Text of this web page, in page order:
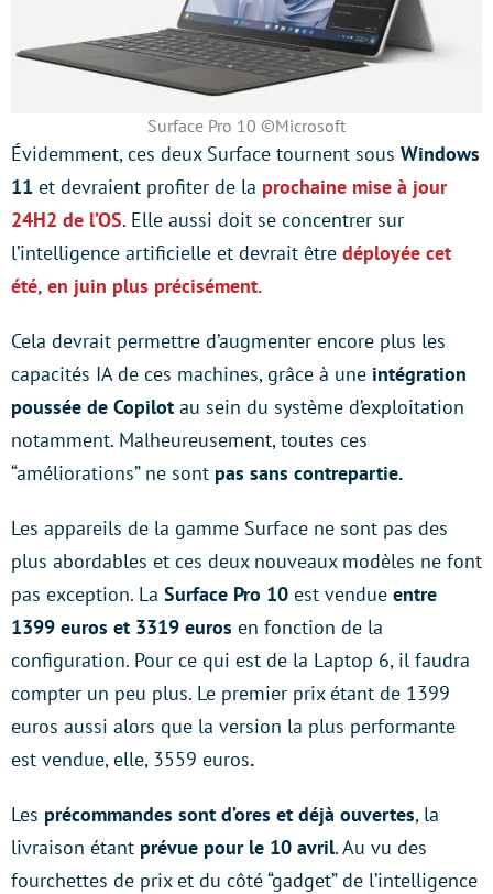
Surface Pro 10 ©Microsoft
Évidemment, ces deux Surface tournent sous Windows
11 et devraient profiter de la prochaine mise à jour
24H2 de l’OS. Elle aussi doit se concentrer sur
l’intelligence artificielle et devrait être déployée cet
été, en juin plus précisément.
Cela devrait permettre d’augmenter encore plus les
capacités IA de ces machines, grâce à une intégration
poussée de Copilot au sein du système d’exploitation
notamment. Malheureusement, toutes ces
“améliorations” ne sont pas sans contrepartie.
Les appareils de la gamme Surface ne sont pas des
plus abordables et ces deux nouveaux modèles ne font
pas exception. La Surface Pro 10 est vendue entre
1399 euros et 3319 euros en fonction de la
configuration. Pour ce qui est de la Laptop 6, il faudra
compter un peu plus. Le premier prix étant de 1399
euros aussi alors que la version la plus performante
est vendue, elle, 3559 euros.
Les précommandes sont d’ores et déjà ouvertes, la
livraison étant prévue pour le 10 avril. Au vu des
fourchettes de prix et du côté “gadget” de l’intelligence